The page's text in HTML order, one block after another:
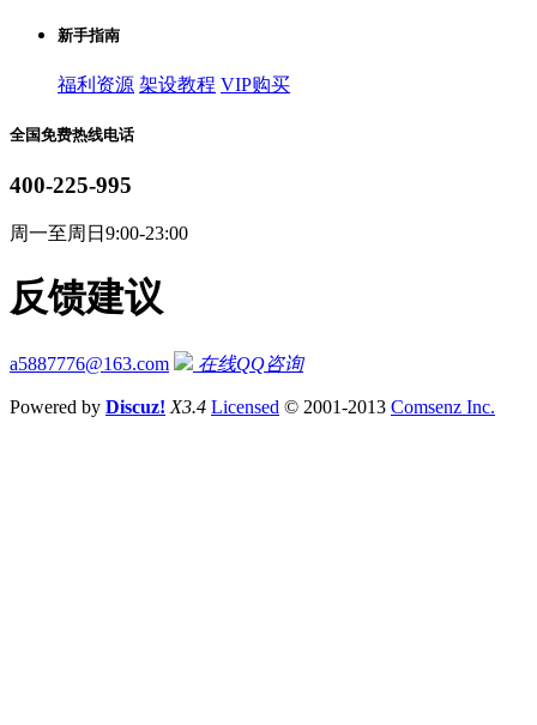
新手指南
福利资源 架设教程 VIP购买
全国免费热线电话
400-225-995
周一至周日9:00-23:00
反馈建议
a5887776@163.com 在线QQ咨询
Powered by Discuz! X3.4 Licensed © 2001-2013 Comsenz Inc.